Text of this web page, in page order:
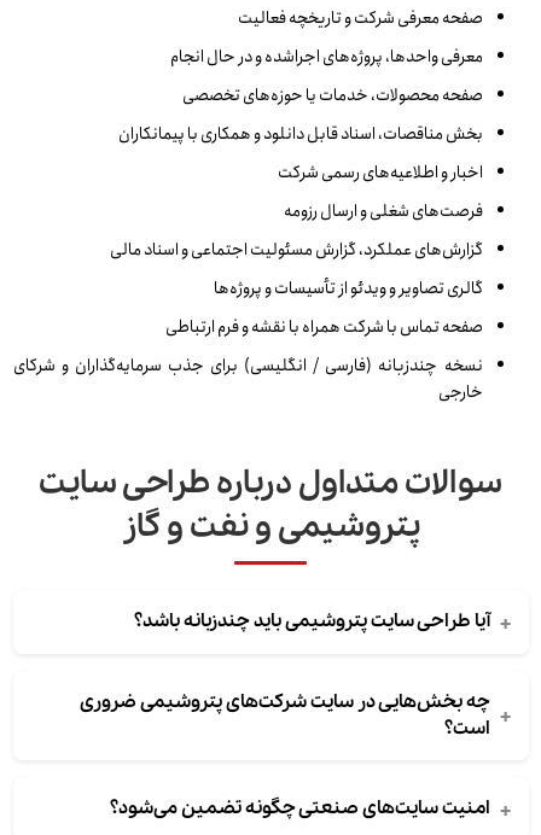
صفحه معرفی شرکت و تاریخچه فعالیت
معرفی واحدها، پروژه‌های اجراشده و در حال انجام
صفحه محصولات، خدمات یا حوزه‌های تخصصی
بخش مناقصات، اسناد قابل دانلود و همکاری با پیمانکاران
اخبار و اطلاعیه‌های رسمی شرکت
فرصت‌های شغلی و ارسال رزومه
گزارش‌های عملکرد، گزارش مسئولیت اجتماعی و اسناد مالی
گالری تصاویر و ویدئو از تأسیسات و پروژه‌ها
صفحه تماس با شرکت همراه با نقشه و فرم ارتباطی
نسخه چندزبانه (فارسی / انگلیسی) برای جذب سرمایه‌گذاران و شرکای
خارجی
سوالات متداول درباره طراحی سایت
پتروشیمی و نفت و گاز
+ آیا طراحی سایت پتروشیمی باید چندزبانه باشد؟
+ چه بخش‌هایی در سایت شرکت‌های پتروشیمی ضروری
است؟
+ امنیت سایت‌های صنعتی چگونه تضمین می‌شود؟